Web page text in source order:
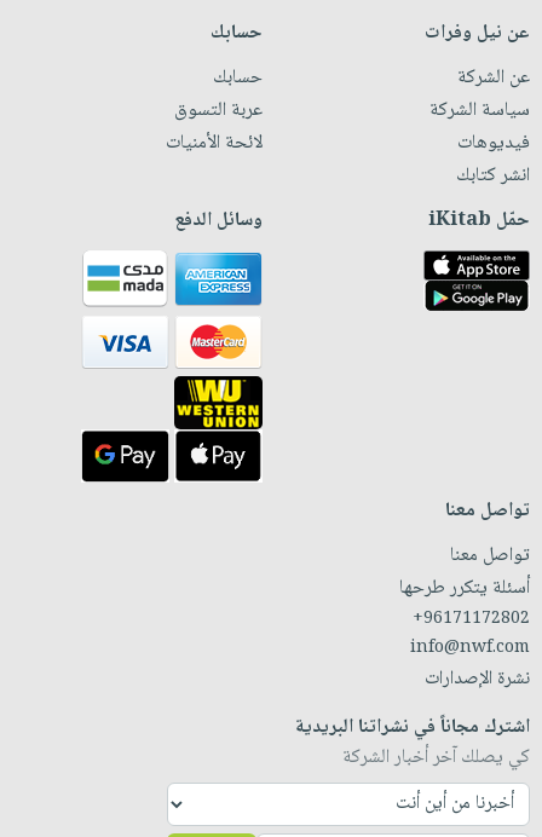
عن نيل وفرات
عن الشركة
سياسة الشركة
فيديوهات
انشر كتابك
حسابك
حسابك
عربة التسوق
لائحة الأمنيات
حمّل iKitab وسائل الدفع
تواصل معنا
تواصل معنا
أسئلة يتكرر طرحها
+96171172802
info@nwf.com
نشرة الإصدارات
اشترك مجاناً في نشراتنا البريدية
كي يصلك آخر أخبار الشركة